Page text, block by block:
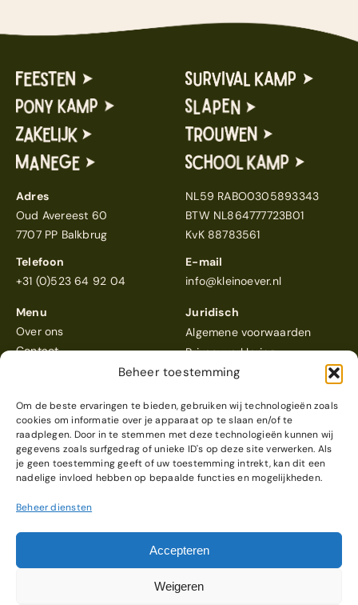
Beheer toestemming
Om de beste ervaringen te bieden, gebruiken wij technologieën zoals
cookies om informatie over je apparaat op te slaan en/of te
raadplegen. Door in te stemmen met deze technologieën kunnen wij
gegevens zoals surfgedrag of unieke ID's op deze site verwerken. Als
je geen toestemming geeft of uw toestemming intrekt, kan dit een
nadelige invloed hebben op bepaalde functies en mogelijkheden.
Beheer diensten
Accepteren
Weigeren
Adres
Oud Avereest 60
7707 PP Balkbrug
NL59 RABO0305893343
BTW NL864777723B01
KvK 88783561
Telefoon
+31 (0)523 64 92 04
E-mail
info@kleinoever.nl
Menu
Over ons
Contact
Juridisch
Algemene voorwaarden
Privacyverklaring
Klein Oeverscoort een 4,6
Reviews bekijken
Webdesign & realisatie